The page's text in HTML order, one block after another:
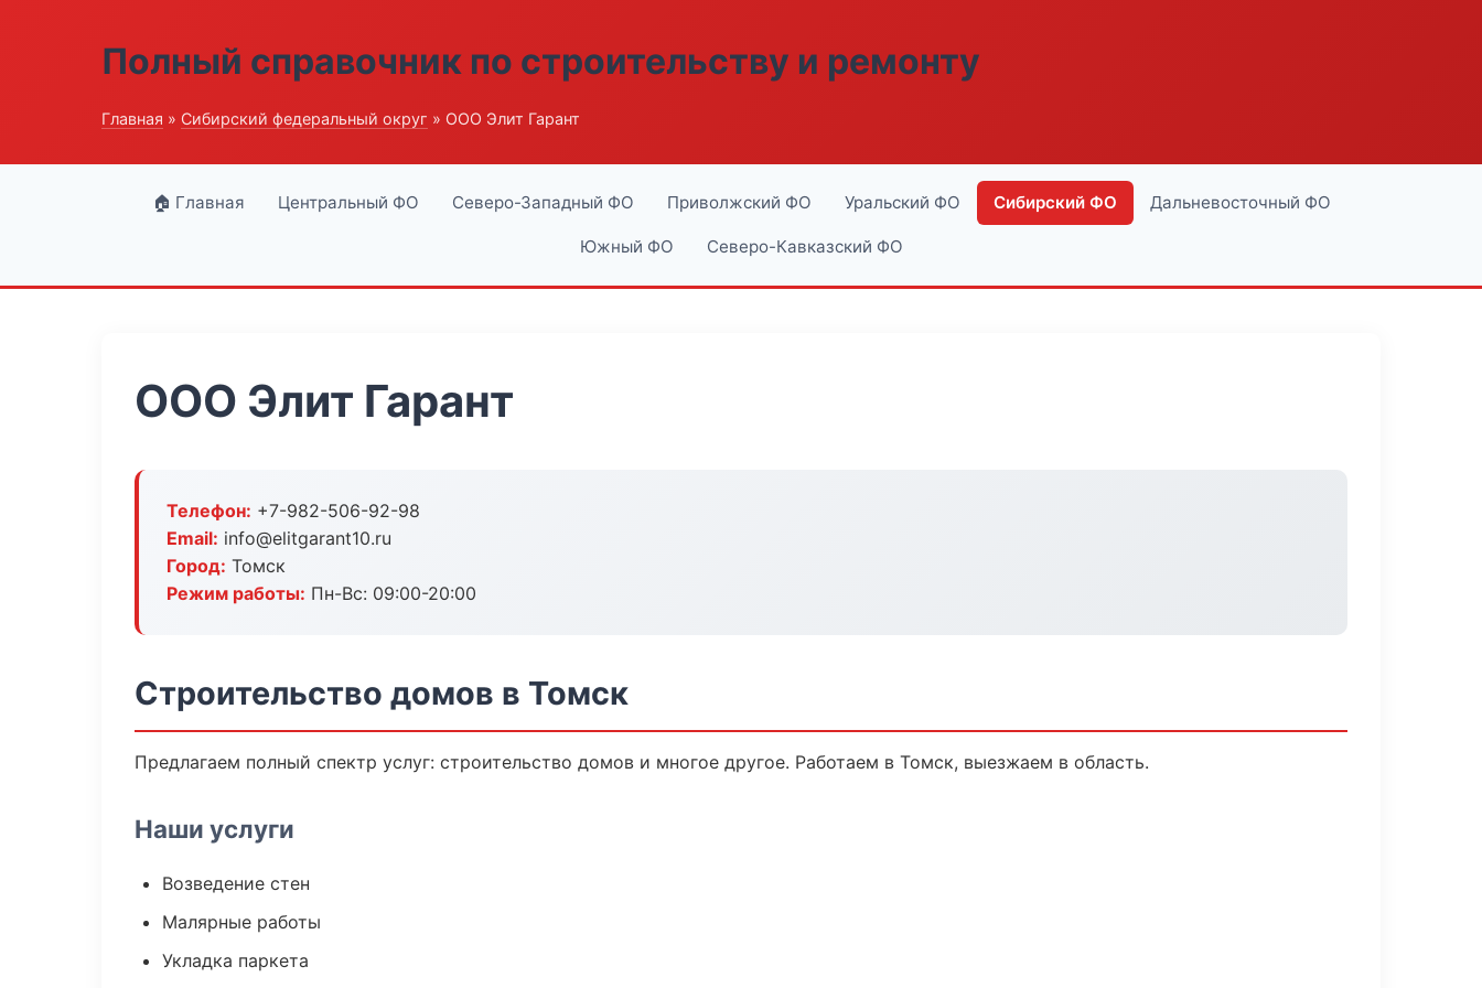
Полный справочник по строительству и ремонту
Главная » Сибирский федеральный округ » ООО Элит Гарант
🏠 Главная Центральный ФО Северо-Западный ФО Приволжский ФО Уральский ФО Сибирский ФО Дальневосточный ФО
Южный ФО Северо-Кавказский ФО
ООО Элит Гарант
Телефон: +7-982-506-92-98
Email: info@elitgarant10.ru
Город: Томск
Режим работы: Пн-Вс: 09:00-20:00
Строительство домов в Томск
Предлагаем полный спектр услуг: строительство домов и многое другое. Работаем в Томск, выезжаем в область.
Наши услуги
Возведение стен
Малярные работы
Укладка паркета